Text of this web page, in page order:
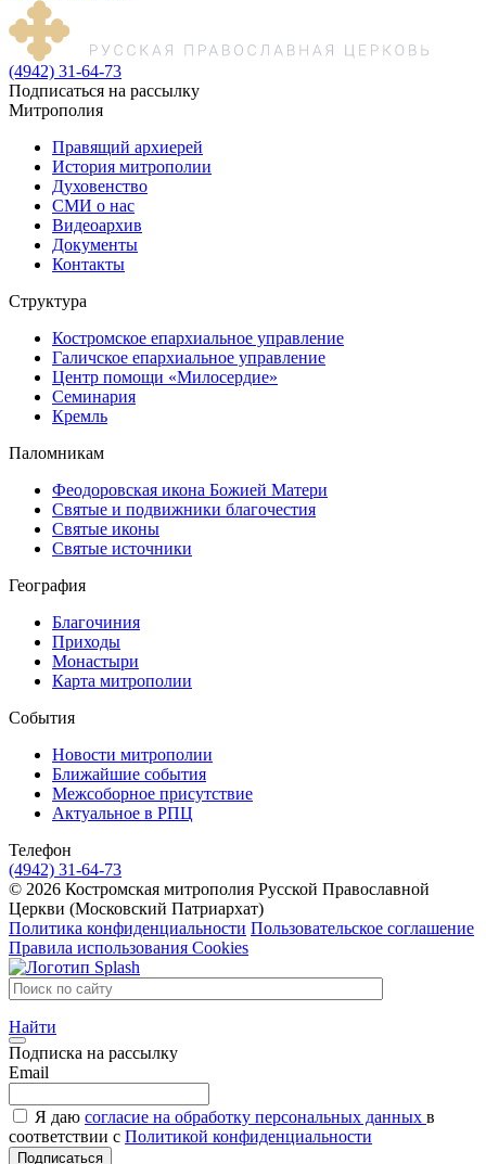
(4942) 31-64-73
Подписаться на рассылку
Митрополия
Правящий архиерей
История митрополии
Духовенство
СМИ о нас
Видеоархив
Документы
Контакты
Структура
Костромское епархиальное управление
Галичское епархиальное управление
Центр помощи «Милосердие»
Семинария
Кремль
Паломникам
Феодоровская икона Божией Матери
Святые и подвижники благочестия
Святые иконы
Святые источники
География
Благочиния
Приходы
Монастыри
Карта митрополии
События
Новости митрополии
Ближайшие события
Межсоборное присутствие
Актуальное в РПЦ
Телефон
(4942) 31-64-73
© 2026 Костромская митрополия Русской Православной
Церкви (Московский Патриархат)
Политика конфиденциальности Пользовательское соглашение
Правила использования Cookies
Найти
Подписка на рассылку
Email
Я даю согласие на обработку персональных данных в
соответствии с Политикой конфиденциальности
Подписаться